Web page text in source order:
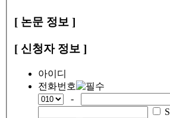
[ 논문 정보 ]
[ 신청자 정보 ]
아이디
전화번호
-